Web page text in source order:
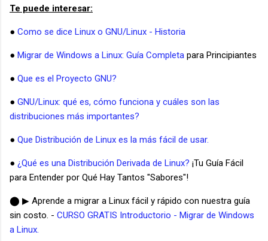
Te puede interesar:
● Como se dice Linux o GNU/Linux - Historia
● Migrar de Windows a Linux: Guía Completa para Principiantes
● Que es el Proyecto GNU?
● GNU/Linux: qué es, cómo funciona y cuáles son las
distribuciones más importantes?
● Que Distribución de Linux es la más fácil de usar.
● ¿Qué es una Distribución Derivada de Linux? ¡Tu Guía Fácil
para Entender por Qué Hay Tantos "Sabores"!
⬤ ▶ Aprende a migrar a Linux fácil y rápido con nuestra guía
sin costo. - CURSO GRATIS Introductorio - Migrar de Windows
a Linux.